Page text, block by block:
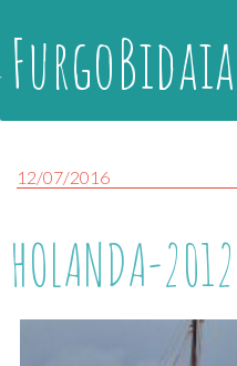
12/07/2016
HOLANDA-